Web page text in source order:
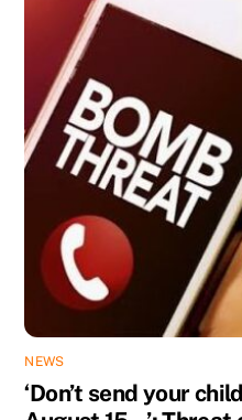
NEWS
‘Don’t send your